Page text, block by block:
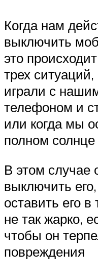
Когда нам
выключить
это
трех
играли с
телефоном и
или когда мы
полном солнце
В этом случае
выключить
оставить его
не так жарко,
чтобы он
повреждения